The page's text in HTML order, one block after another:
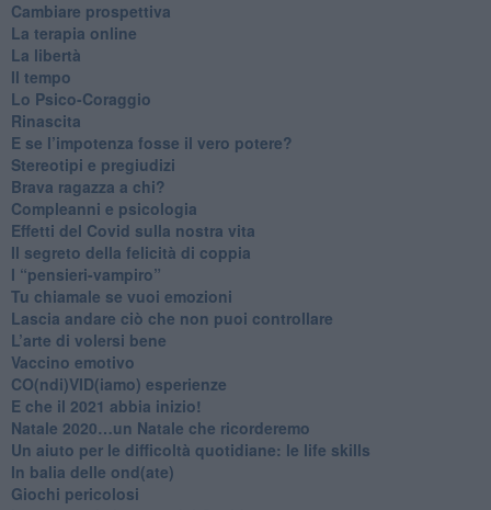
​Cambiare prospettiva
La terapia online
La libertà
​Il tempo
​Lo Psico-Coraggio
Rinascita
​E se l’impotenza fosse il vero potere?
Stereotipi e pregiudizi
​Brava ragazza a chi?
​Compleanni e psicologia
Effetti del Covid sulla nostra vita
Il segreto della felicità di coppia
​I “pensieri-vampiro”
​Tu chiamale se vuoi emozioni
​Lascia andare ciò che non puoi controllare
L’arte di volersi bene
​Vaccino emotivo
CO(ndi)VID(iamo) esperienze
​E che il 2021 abbia inizio!
​Natale 2020…un Natale che ricorderemo
Un aiuto per le difficoltà quotidiane: le life skills
​In balia delle ond(ate)
Giochi pericolosi